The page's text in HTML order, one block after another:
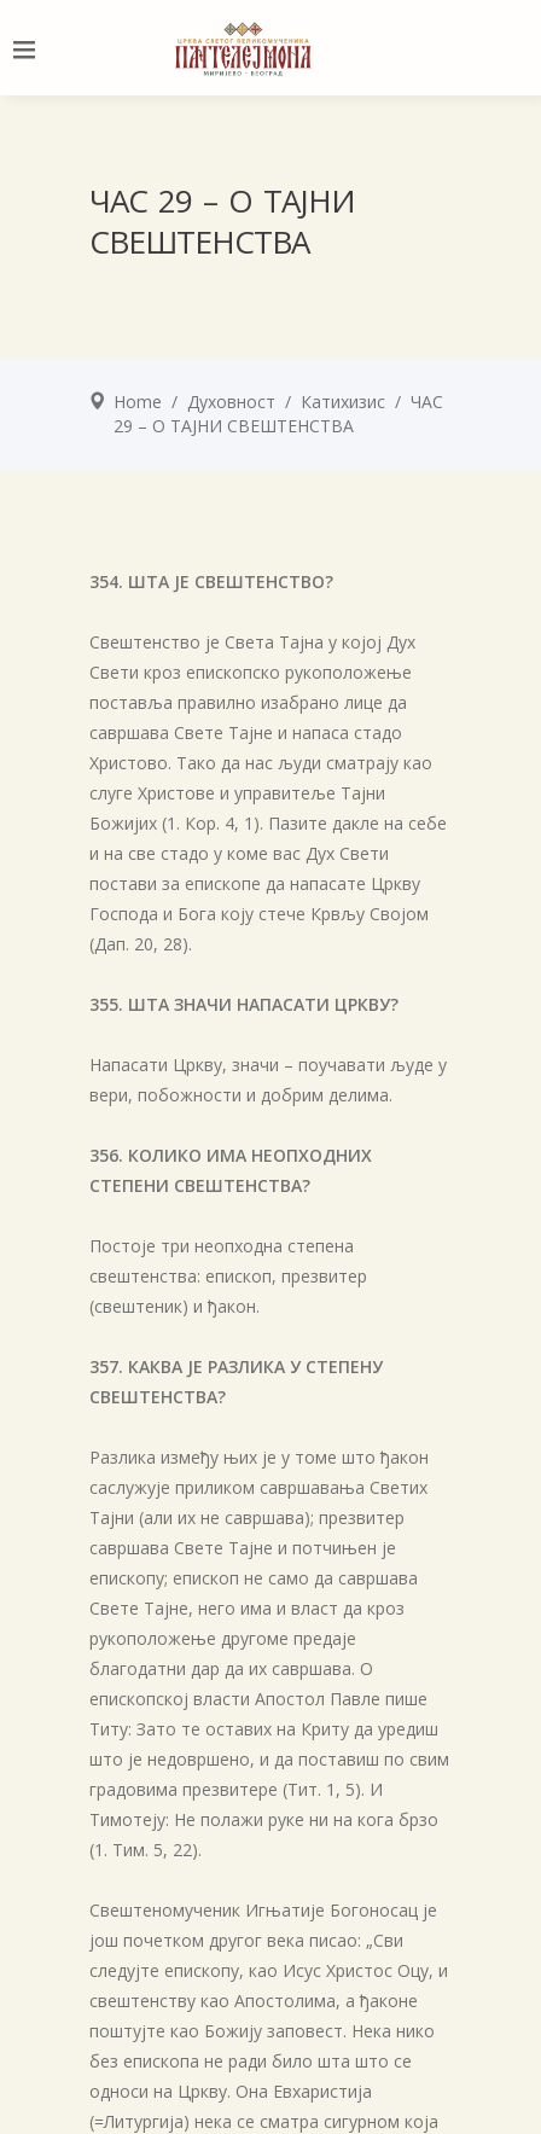
ЧАС 29 – О ТАЈНИ
СВЕШТЕНСТВА
Home / Духовност / Катихизис / ЧАС
29 – О ТАЈНИ СВЕШТЕНСТВА
354. ШТА ЈЕ СВЕШТЕНСТВО?
Свештенство је Света Тајна у којој Дух
Свети кроз епископско рукоположење
поставља правилно изабрано лице да
савршава Свете Тајне и напаса стадо
Христово. Тако да нас људи сматрају као
слуге Христове и управитеље Тајни
Божијих (1. Кор. 4, 1). Пазите дакле на себе
и на све стадо у коме вас Дух Свети
постави за епископе да напасате Цркву
Господа и Бога коју стече Крвљу Својом
(Дап. 20, 28).
355. ШТА ЗНАЧИ НАПАСАТИ ЦРКВУ?
Напасати Цркву, значи – поучавати људе у
вери, побожности и добрим делима.
356. КОЛИКО ИМА НЕОПХОДНИХ
СТЕПЕНИ СВЕШТЕНСТВА?
Постоје три неопходна степена
свештенства: епископ, презвитер
(свештеник) и ђакон.
357. КАКВА ЈЕ РАЗЛИКА У СТЕПЕНУ
СВЕШТЕНСТВА?
Разлика између њих је у томе што ђакон
саслужује приликом савршавања Светих
Тајни (али их не савршава); презвитер
савршава Свете Тајне и потчињен је
епископу; епископ не само да савршава
Свете Тајне, него има и власт да кроз
рукоположење другоме предаје
благодатни дар да их савршава. О
епископској власти Апостол Павле пише
Титу: Зато те оставих на Криту да уредиш
што је недовршено, и да поставиш по свим
градовима презвитере (Тит. 1, 5). И
Тимотеју: Не полажи руке ни на кога брзо
(1. Тим. 5, 22).
Свештеномученик Игњатије Богоносац је
још почетком другог века писао: „Сви
следујте епископу, као Исус Христос Оцу, и
свештенству као Апостолима, а ђаконе
поштујте као Божију заповест. Нека нико
без епископа не ради било шта што се
односи на Цркву. Она Евхаристија
(=Литургија) нека се сматра сигурном која